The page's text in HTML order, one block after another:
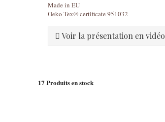
Made in EU
Oeko-Tex® certificate 951032
Voir la présentation en vidéo
17 Produits en stock